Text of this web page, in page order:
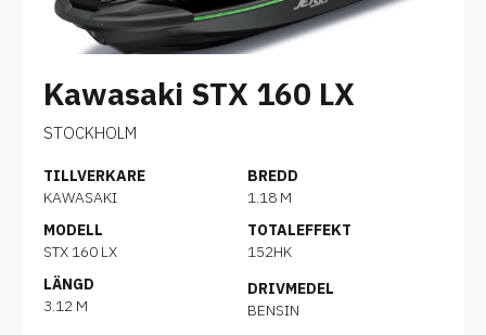
Kawasaki STX 160 LX
STOCKHOLM
TILLVERKARE
KAWASAKI
MODELL
STX 160 LX
LÄNGD
3.12 M
BREDD
1.18 M
TOTALEFFEKT
152HK
DRIVMEDEL
BENSIN